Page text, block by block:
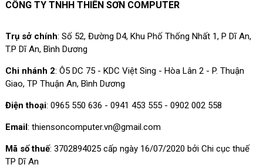
CÔNG TY TNHH THIÊN SƠN COMPUTER
Trụ sở chính: Số 52, Đường D4, Khu Phố Thống Nhất 1, P Dĩ An,
T.P Dĩ An, Bình Dương
Chi nhánh 2: Ô5 DC 75 - KDC Việt Sing - Hòa Lân 2 - P. Thuận
Giao, TP Thuận An, Bình Dương
Điện thoại: 0965 550 636 - 0941 453 555 - 0902 002 558
Email : thiensoncomputer.vn@gmail.com
Mã số thuế: 3702894025 cấp ngày 16/07/2020 bởi Chi cục thuế
TP Dĩ An